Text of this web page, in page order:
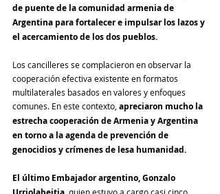
de puente de la comunidad armenia de
Argentina para fortalecer e impulsar los lazos y
el acercamiento de los dos pueblos.
Los cancilleres se complacieron en observar la
cooperación efectiva existente en formatos
multilaterales basados ​​en valores y enfoques
comunes. En este contexto, apreciaron mucho la
estrecha cooperación de Armenia y Argentina
en torno a la agenda de prevención de
genocidios y crímenes de lesa humanidad.
El último Embajador argentino, Gonzalo
, quien estuvo a cargo casi cinco